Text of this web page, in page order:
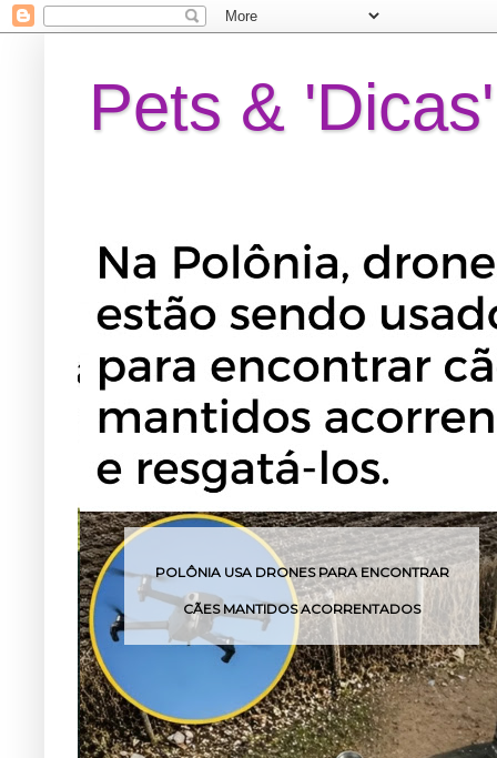
Pets & 'Dicas'
DRONES PARA ENCONTRAR
ACORRENTADOS
VOCÊ SABE O